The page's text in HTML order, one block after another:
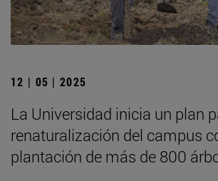
12 | 05 | 2025
La Universidad inicia un plan
renaturalización del campus
plantación de más de 800